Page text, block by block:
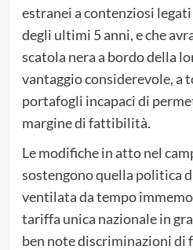
estranei a contenziosi
degli ultimi 5 anni, e che
scatola nera a bordo della
vantaggio considerevole, a
portafogli incapaci di
margine di fattibilità.
Le modifiche in atto nel
sostengono quella politica
ventilata da tempo
tariffa unica nazionale in
ben note discriminazioni di